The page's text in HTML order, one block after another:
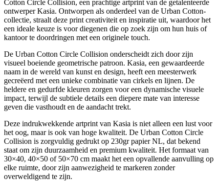
Cotton Circle Collision, een prachtige artprint van de getalenteerde
ontwerper Kasia. Ontworpen als onderdeel van de Urban Cotton-
collectie, straalt deze print creativiteit en inspiratie uit, waardoor het
een ideale keuze is voor diegenen die op zoek zijn om hun huis of
kantoor te doordringen met een originele touch.
De Urban Cotton Circle Collision onderscheidt zich door zijn
visueel boeiende geometrische patroon. Kasia, een gewaardeerde
naam in de wereld van kunst en design, heeft een meesterwerk
gecreëerd met een unieke combinatie van cirkels en lijnen. De
heldere en gedurfde kleuren zorgen voor een dynamische visuele
impact, terwijl de subtiele details een diepere mate van interesse
geven die vasthoudt en de aandacht trekt.
Deze indrukwekkende artprint van Kasia is niet alleen een lust voor
het oog, maar is ook van hoge kwaliteit. De Urban Cotton Circle
Collision is zorgvuldig gedrukt op 230gr papier NL, dat bekend
staat om zijn duurzaamheid en premium kwaliteit. Het formaat van
30×40, 40×50 of 50×70 cm maakt het een opvallende aanvulling op
elke ruimte, door zijn aanwezigheid te markeren zonder
overweldigend te zijn.